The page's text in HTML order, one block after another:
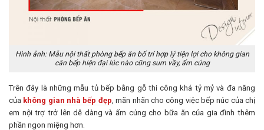
Hình ảnh: Mẫu nội thất phòng bếp ăn bố trí hợp lý tiện lợi cho không gian
căn bếp hiện đại lúc nào cũng sum vầy, ấm cúng
Trên đây là những mẫu tủ bếp bằng gỗ thi công khá tỷ mỷ và đa năng
của không gian nhà bếp đẹp , mãn nhãn cho công việc bếp núc của chị
em nội trợ trở lên dễ dàng và ấm cúng cho bữa ăn của gia đình thêm
phần ngon miệng hơn.